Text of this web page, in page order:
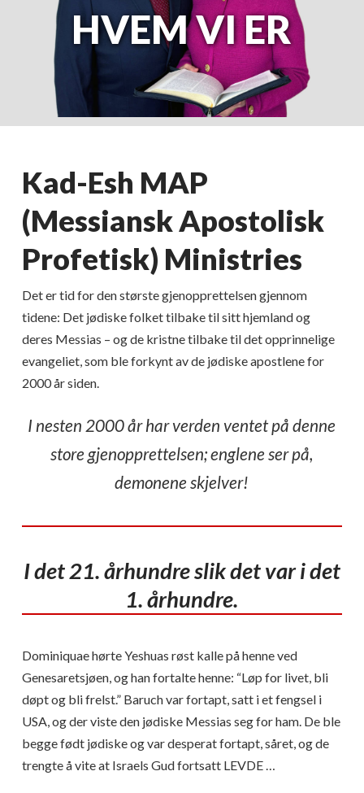
HVEM VI ER
Kad-Esh MAP
(Messiansk Apostolisk
Profetisk) Ministries
Det er tid for den største gjenopprettelsen gjennom
tidene: Det jødiske folket tilbake til sitt hjemland og
deres Messias – og de kristne tilbake til det opprinnelige
evangeliet, som ble forkynt av de jødiske apostlene for
2000 år siden.
I nesten 2000 år har verden ventet på denne
store gjenopprettelsen; englene ser på,
demonene skjelver!
I det 21. århundre slik det var i det
1. århundre.
Dominiquae hørte Yeshuas røst kalle på henne ved
Genesaretsjøen, og han fortalte henne: “Løp for livet, bli
døpt og bli frelst.” Baruch var fortapt, satt i et fengsel i
USA, og der viste den jødiske Messias seg for ham. De ble
begge født jødiske og var desperat fortapt, såret, og de
trengte å vite at Israels Gud fortsatt LEVDE …